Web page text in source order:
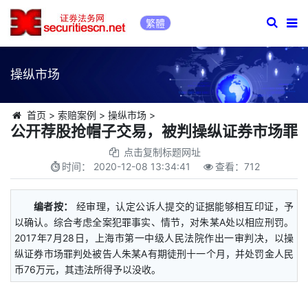
繁體
操纵市场
首页 > 索赔案例 > 操纵市场>
公开荐股抢帽子交易，被判操纵证券市场罪
点击复制标题网址
时间： 2020-12-08 13:34:41 查看： 712
编者按：
经审理，认定公诉人提交的证据能够相互印证，予
以确认。综合考虑全案犯罪事实、情节，对朱某A处以相应刑罚。
2017年7月28日，上海市第一中级人民法院作出一审判决，以操
纵证券市场罪判处被告人朱某A有期徒刑十一个月，并处罚金人民
币76万元，其违法所得予以没收。